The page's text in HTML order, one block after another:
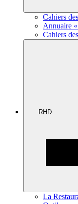
Cahiers
Annuaire
Cahiers
RHD
La